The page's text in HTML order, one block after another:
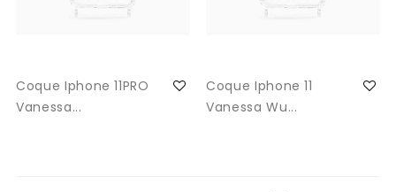
Coque Iphone 11PRO
Vanessa...
Coque Iphone 11
Vanessa Wu...